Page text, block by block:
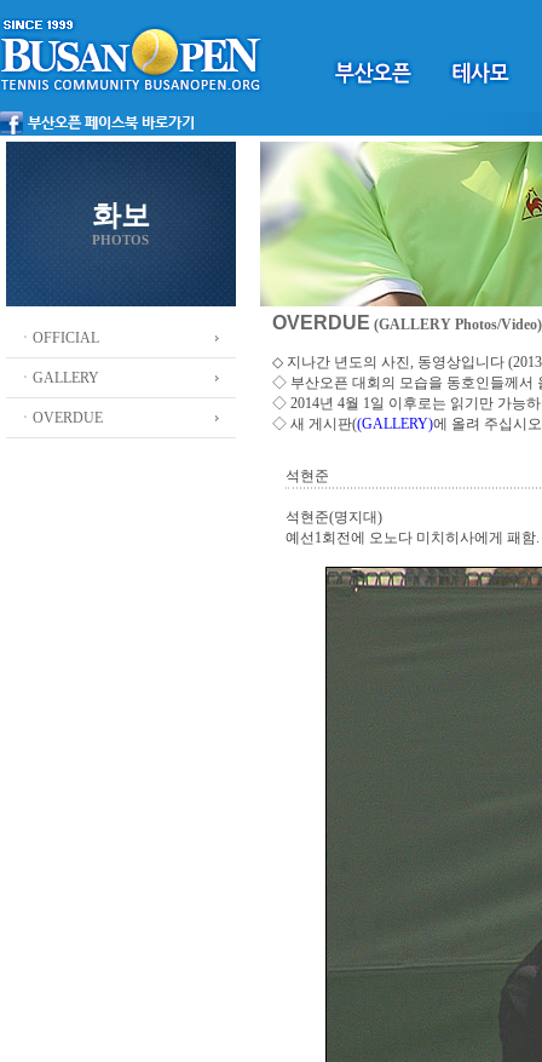
화보
PHOTOS
ㆍOFFICIAL
ㆍGALLERY
ㆍOVERDUE
OVERDUE (GALLERY Photos/Video)
◇ 지나간 년도의 사진, 동영상입니다
◇ 부산오픈 대회의 모습을 동호인들께서
◇ 2014년 4월 1일 이후로는 읽기만 가능
◇ 새 게시판((GALLERY)에 올려 주십시오
석현준
석현준(명지대)
예선1회전에 오노다 미치히사에게 패함.